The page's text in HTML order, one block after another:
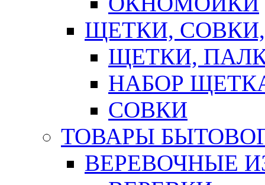
ЩЕТКИ,
ЩЕТКИ,
НАБОР
СОВКИ
ТОВАРЫ
ВЕРЕВОЧНЫЕ